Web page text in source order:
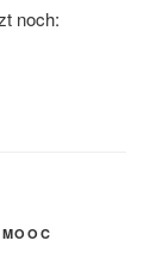
noch:
MOOC